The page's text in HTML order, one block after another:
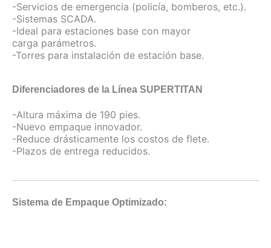
-Servicios de emergencia (policía, bomberos, etc.).
​-Sistemas SCADA.
-Ideal para estaciones base con mayor
carga parámetros.
-Torres para instalación de estación base.
Diferenciadores de la Línea SUPERTITAN
-Altura máxima de 190 pies.
-Nuevo empaque innovador.
-Reduce drásticamente los costos de flete.
-Plazos de entrega reducidos.
Sistema de Empaque Optimizado: